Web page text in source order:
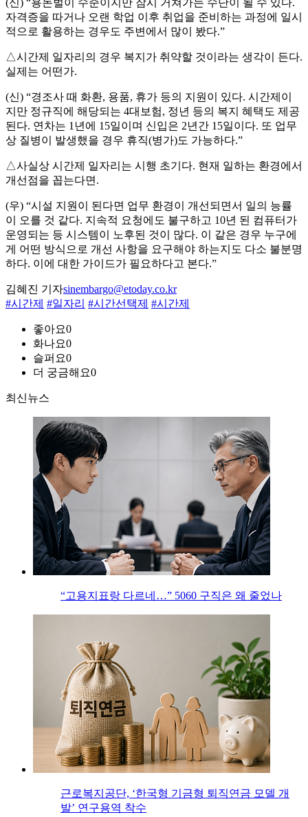
(신) “용돈벌이 수준이지만 잠시 거쳐가는 수단이 될 수 있다.
자격증을 따거나 오랜 학업 이후 취업을 준비하는 과정에 일시
적으로 활용하는 경우도 주변에서 많이 봤다.”
△시간제 일자리의 경우 복지가 취약할 것이라는 생각이 든다.
실제는 어떤가.
(신) “경조사 때 화환, 용품, 휴가 등의 지원이 있다. 시간제이
지만 정규직에 해당되는 4대보험, 정년 등의 복지 혜택도 제공
된다. 연차는 1년에 15일이며 신입은 2년간 15일이다. 또 업무
상 질병이 발생했을 경우 휴직(병가)도 가능하다.”
△사실상 시간제 일자리는 시행 초기다. 현재 일하는 환경에서
개선점을 꼽는다면.
(우) “시설 지원이 된다면 업무 환경이 개선되면서 일의 능률
이 오를 것 같다. 지속적 요청에도 불구하고 10년 된 컴퓨터가
운영되는 등 시스템이 노후된 것이 많다. 이 같은 경우 누구에
게 어떤 방식으로 개선 사항을 요구해야 하는지도 다소 불분명
하다. 이에 대한 가이드가 필요하다고 본다.”
김혜진 기자sinembargo@etoday.co.kr
#시간제 #일자리 #시간선택제 #시간제
좋아요0
화나요0
슬퍼요0
더 궁금해요0
최신뉴스
“고용지표랑 다르네…” 5060 구직은 왜 줄었나
근로복지공단, ‘한국형 기금형 퇴직연금 모델 개
발’ 연구용역 착수